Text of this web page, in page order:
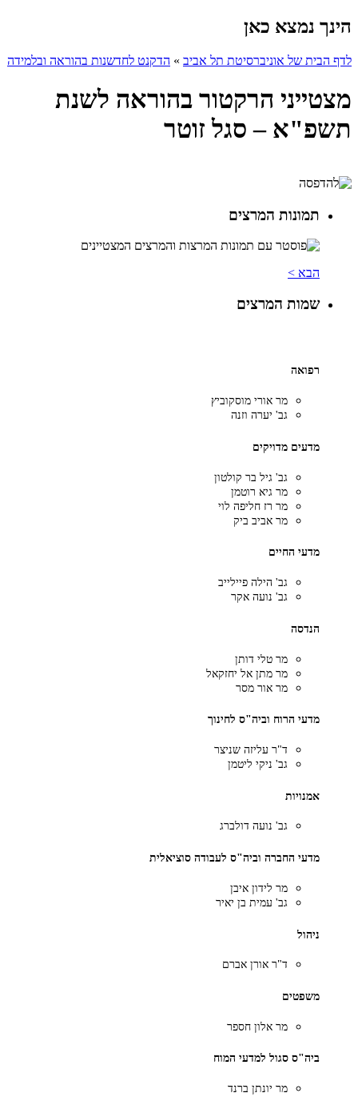
הינך נמצא כאן
לדף הבית של אוניברסיטת תל אביב » הדקנט לחדשנות בהוראה ובלמידה
מצטייני הרקטור בהוראה לשנת
תשפ"א – סגל זוטר
תמונות המרצים
הבא >
שמות המרצים
רפואה
מר אורי מוסקוביץ
גב' יערה וזנה
מדעים מדויקים
גב' גיל בר קולטון
מר גיא רוטמן
מר רז חליפה לוי
מר אביב ביק
מדעי החיים
גב' הילה פיילייב
גב' נועה אקר
הנדסה
מר טלי דותן
מר מתן אל יחזקאל
מר אור מסר
מדעי הרוח וביה"ס לחינוך
ד"ר עליזה שניצר
גב' ניקי ליטמן
אמנויות
גב' נועה דולברג
מדעי החברה וביה"ס לעבודה סוציאלית
מר לידון איבן
גב' עמית בן יאיר
ניהול
ד"ר אורן אברם
משפטים
מר אלון חספר
ביה"ס סגול למדעי המוח
מר יונתן ברנד